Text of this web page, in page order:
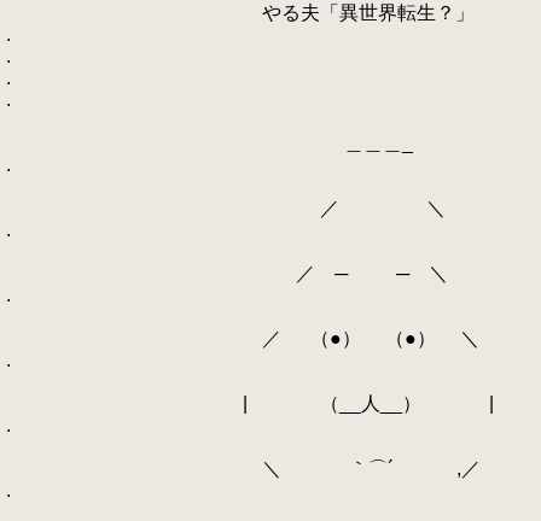
やる夫「異世界転生？」
.
.
.
.
.
／ ＼
.
／ ─ ─ ＼
.
／ （●） （●） ＼
.
| （__人__） |
.
＼ ｀⌒´ ,／
.